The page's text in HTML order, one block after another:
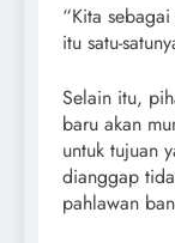
“Kita
itu satu-
Selain itu,
baru akan
untuk tujuan
dianggap
pahlawan